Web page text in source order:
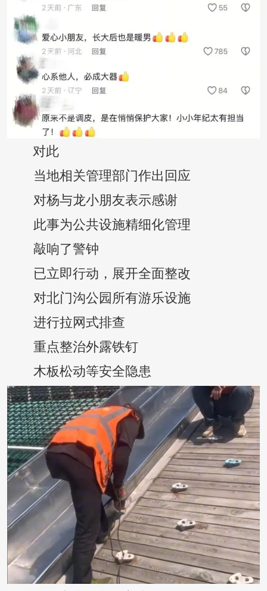
对此
当地相关管理部门作出回应
对杨与龙小朋友表示感谢
此事为公共设施精细化管理
敲响了警钟
已立即行动，展开全面整改
对北门沟公园所有游乐设施
进行拉网式排查
重点整治外露铁钉
木板松动等安全隐患